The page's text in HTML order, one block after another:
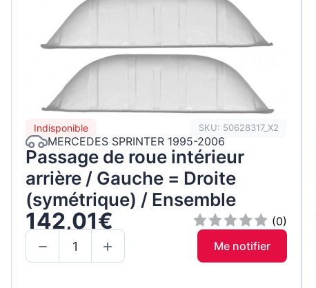
Indisponible SKU: 50628317_X2
MERCEDES SPRINTER 1995-2006
Passage de roue intérieur
arrière / Gauche = Droite
(symétrique) / Ensemble
142,01€
(0)
Me notifier